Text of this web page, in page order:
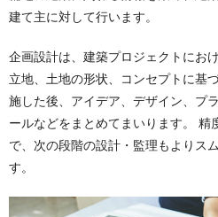
建て主に対して行います。
企画設計は、建築プロジェクトにお
立地、土地の形状、コンセプトに基
施した後、アイデア、デザイン、プ
ールなどをまとめてまいります。 精
で、次の段階の設計・監理もよりス
す。